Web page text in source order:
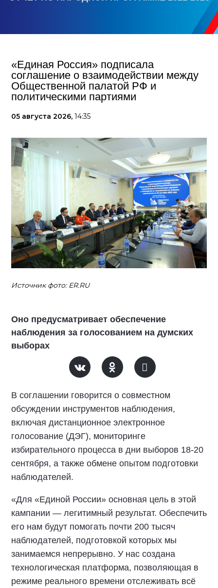
«Единая Россия» подписала
соглашение о взаимодействии между
Общественной палатой РФ и
политическими партиями
05 августа 2026, 14:35
Источник фото: ER.RU
Оно предусматривает обеспечение
наблюдения за голосованием на думских
выборах
В соглашении говорится о совместном
обсуждении инструментов наблюдения,
включая дистанционное электронное
голосование (ДЭГ), мониторинге
избирательного процесса в дни выборов 18-20
сентября, а также обмене опытом подготовки
наблюдателей.
«Для «Единой России» основная цель в этой
кампании — легитимный результат. Обеспечить
его нам будут помогать почти 200 тысяч
наблюдателей, подготовкой которых мы
занимаемся непрерывно. У нас создана
технологическая платформа, позволяющая в
режиме реального времени отслеживать всё